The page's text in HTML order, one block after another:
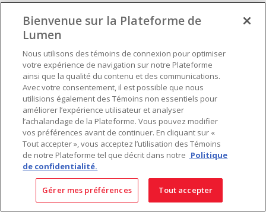
bureau - 17h00 et 7h00, Frais applicables)
Fait au Canada avec des composants canadiens et importés
INSCRIVEZ-VOUS À L'INFOLETTRE
Obtenez des informations à jour sur les offres de Lumen
Bienvenue sur la Plateforme de
Lumen
Nous utilisons des témoins de connexion pour optimiser
votre expérience de navigation sur notre Plateforme
ainsi que la qualité du contenu et des communications.
Avec votre consentement, il est possible que nous
utilisions également des Témoins non essentiels pour
améliorer l’expérience utilisateur et analyser
l’achalandage de la Plateforme. Vous pouvez modifier
vos préférences avant de continuer. En cliquant sur «
Tout accepter », vous acceptez l’utilisation des Témoins
de notre Plateforme tel que décrit dans notre Politique
de confidentialité.
Gérer mes préférences Tout accepter